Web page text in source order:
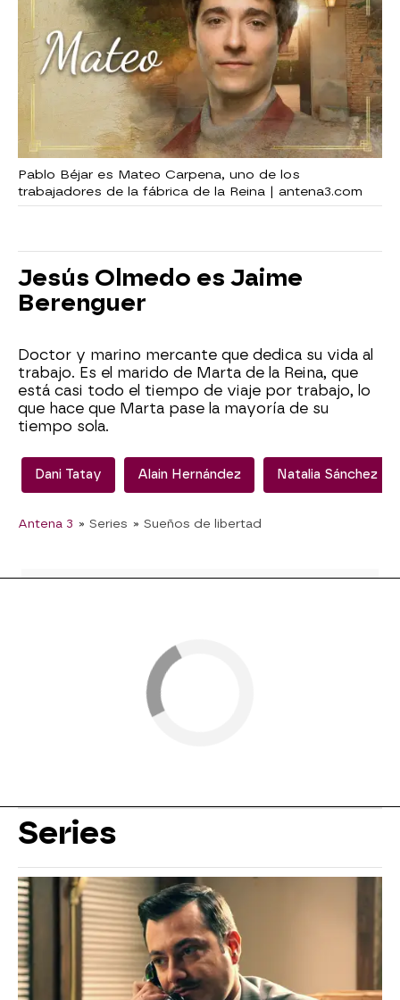
Pablo Béjar es Mateo Carpena, uno de los
trabajadores de la fábrica de la Reina | antena3.com
Jesús Olmedo es Jaime
Berenguer
Doctor y marino mercante que dedica su vida al
trabajo. Es el marido de Marta de la Reina, que
está casi todo el tiempo de viaje por trabajo, lo
que hace que Marta pase la mayoría de su
tiempo sola.
Dani Tatay Alain Hernández Natalia Sánchez
Antena 3 » Series » Sueños de libertad
Series